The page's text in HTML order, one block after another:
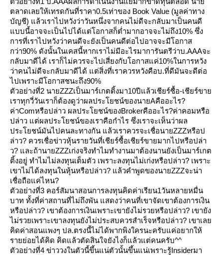
ตลาดเลยให้เทรดกันที่ราคา0.5เท่าของ Book Value (มูลค่าทาง
บัญชี) แล้วเราไปหวังว่าวันหนึ่งจากคนไม่ดีจะกลับมาเป็นคนดี
บบนี้อาจจะเป็นไปได้แต่โอกาสก็ต่ำมากอาจจะไม่ถึง10% ซึ่ง
การที่เราไปหวังว่าคนดีจะยังเป็นคนดีต่อไปอาจจะมีโอกาส
กว่า90% ดังนั้นในเคสนี้หากเราไม่มีอะไรมาการันตรีว่าบ.AAAจะ
กลับมาดีได้ เราก็ไม่ควรจะไปเสี่ยงกับโอกาสแค่10%ในการหวัง
ว่าคนไม่ดีจะกลับมาดีได้ แต่สิ่งที่เราควรหวังคือบ.ที่ดีมันจะดีต่อ
ไปเพราะมีโอกาสชนะถึง90%
ตัวอย่างที่2 นายZZZเป็นมาร์เกตติ้งมา10ปีแล้วเชียร์ซื้อ-เชียร์ขา
เราทุกวี่วันเราก็ต้องดูว่าผลประโยชน์ของนายAคืออะไร?
ค่าComหรือปล่าว ผลประโยชน์ของBrokerคืออะไร?ค่าคอมหรือ
ปล่าว แต่ผลประโยชน์ของเราคือกำไร ซึ่งเราจะเห็นว่าผล
ประโยชน์มันไปคนละทางกัน แล้วเราควรจะเชื่อนายZZZหรือป
ล่าว? ควรเชื่อข่าวหุ้นรายวันที่เชียร์ซื้อเชียร์ขายมากไปหรือปล่า
ว? และถ้านายZZZเก่งจริงทำไมทำงานมาต้องนานยังเป็นมาร์เกต
ติ้งอยู่ ทำไมไม่ลงทุนเต็มตัว เพราะลงทุนไม่เก่งหรือปล่าว? เพราะ
เขาไม่ได้ลงทุนในหุ้นหรือปล่าว? แล้วคำพูดของนายZZZจะน่า
เชื่อถือแค่ไหน?
ตัวอย่างที่3 คอร์สัมนาสอนการลงทุนคิดค่าเรียน1วันหลายหมื่น
บาท ทั้งที่ค่าสถานที่ไม่ถึงพัน แสดงว่าคนที่เขาจัดเขาต้องการเงิน
หรือปล่าว? เขาต้องการเงินเพราะเขายังไม่รวยหรือปล่าว? เขายัง
ไม่รวยเพราะเขาลงทุนยังไม่ประสบควรสำเร็จหรือปล่าว? เขาเล
คิดค่าสอนแพงๆ ปล.ตรงนี้ไม่ได้พากพิงใครนะครับแค่อยากให้
รายย่อยได้คิด คิดแล้วตัดสินใจยังไงก็แล้วแต่คนครับ^^
ตัวอย่างที่4 ข่าววงในตัวนี้ขึ้นแน่ตัวนั้นขึ้นแน่เพราะรู้Insiderมา